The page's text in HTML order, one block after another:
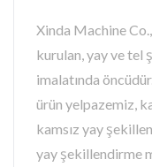
Xinda Machine
kurulan, yay ve tel
imalatında
ürün yelpazemiz,
kamsız yay
yay şekillendirme